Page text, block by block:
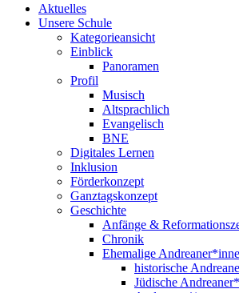
Aktuelles
Unsere Schule
Kategorieansicht
Einblick
Panoramen
Profil
Musisch
Altsprachlich
Evangelisch
BNE
Digitales Lernen
Inklusion
Förderkonzept
Ganztagskonzept
Geschichte
Anfänge &
Chronik
Ehemalige
historische
Jüdische